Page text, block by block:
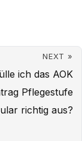
NEXT »
ich das AOK
Pflegestufe
richtig aus?